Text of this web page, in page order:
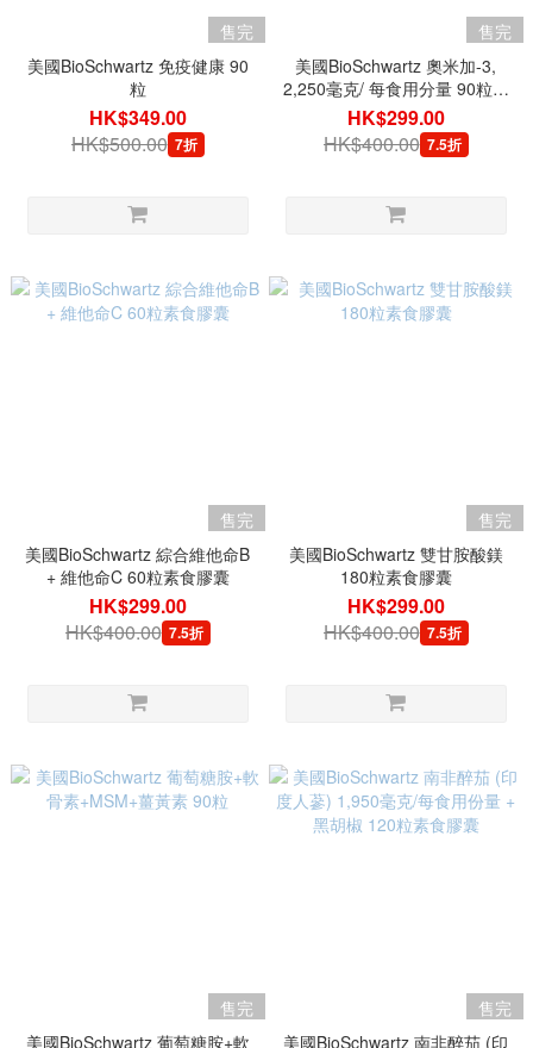
售完
美國BioSchwartz 免疫健康 90
粒
HK$349.00
HK$500.00 7折
售完
美國BioSchwartz 奧米加-3,
2,250毫克/ 每食用分量 90粒軟
膠囊
HK$299.00
HK$400.00 7.5折
售完
美國BioSchwartz 綜合維他命B
+ 維他命C 60粒素食膠囊
HK$299.00
HK$400.00 7.5折
售完
美國BioSchwartz 雙甘胺酸鎂
180粒素食膠囊
HK$299.00
HK$400.00 7.5折
售完
美國BioSchwartz 葡萄糖胺+軟
售完
美國BioSchwartz 南非醉茄 (印